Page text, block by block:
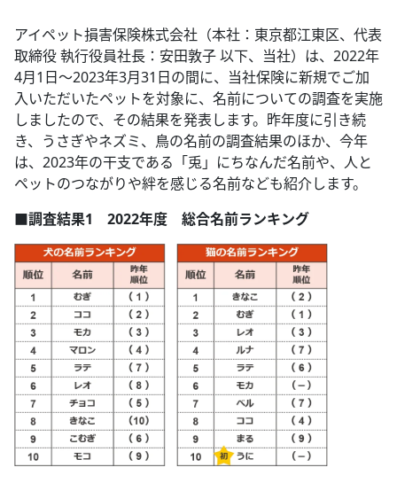
アイペット損害保険株式会社（本社：東京都江東区、代表
取締役 執行役員社長：安田敦子 以下、当社）は、2022年
4月1日～2023年3月31日の間に、当社保険に新規でご加
入いただいたペットを対象に、名前についての調査を実施
しましたので、その結果を発表します。昨年度に引き続
き、うさぎやネズミ、鳥の名前の調査結果のほか、今年
は、2023年の干支である「兎」にちなんだ名前や、人と
ペットのつながりや絆を感じる名前なども紹介します。
■調査結果1 2022年度 総合名前ランキング